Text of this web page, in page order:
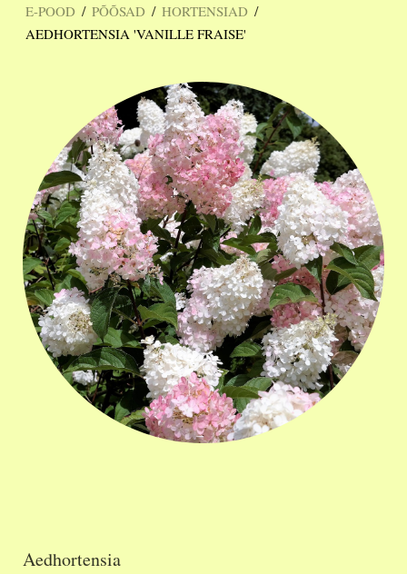
E-POOD / PÕÕSAD / HORTENSIAD /
AEDHORTENSIA 'VANILLE FRAISE'
Aedhortensia